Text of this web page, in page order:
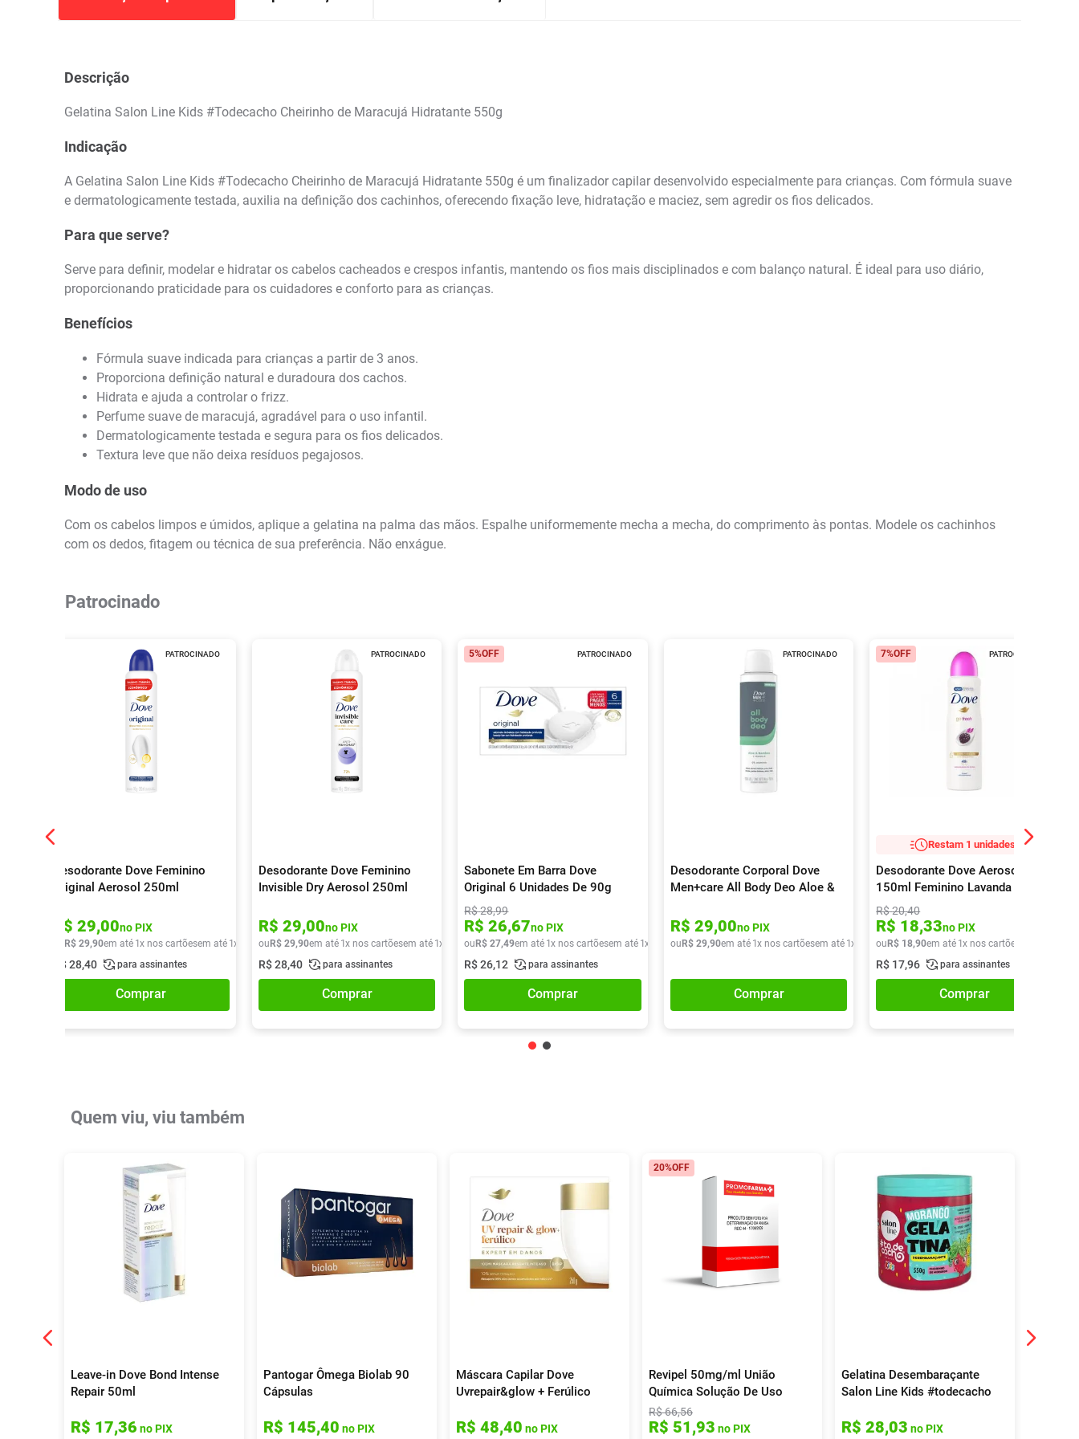
Descrição
Gelatina Salon Line Kids #Todecacho Cheirinho de Maracujá Hidratante 550g
Indicação
A Gelatina Salon Line Kids #Todecacho Cheirinho de Maracujá Hidratante 550g é um finalizador capilar desenvolvido especialmente para crianças. Com fórmula suave
e dermatologicamente testada, auxilia na definição dos cachinhos, oferecendo fixação leve, hidratação e maciez, sem agredir os fios delicados.
Para que serve?
Serve para definir, modelar e hidratar os cabelos cacheados e crespos infantis, mantendo os fios mais disciplinados e com balanço natural. É ideal para uso diário,
proporcionando praticidade para os cuidadores e conforto para as crianças.
Benefícios
Fórmula suave indicada para crianças a partir de 3 anos.
Proporciona definição natural e duradoura dos cachos.
Hidrata e ajuda a controlar o frizz.
Perfume suave de maracujá, agradável para o uso infantil.
Dermatologicamente testada e segura para os fios delicados.
Textura leve que não deixa resíduos pegajosos.
Modo de uso
Com os cabelos limpos e úmidos, aplique a gelatina na palma das mãos. Espalhe uniformemente mecha a mecha, do comprimento às pontas. Modele os cachinhos
com os dedos, fitagem ou técnica de sua preferência. Não enxágue.
Patrocinado
PATROCINADO
Desodorante Dove Feminino
Original Aerosol 250ml
R$ 29,00no PIX
R$ 29,90em até 1x nos cartõesem até 1x de R$ 29,90
R$ 28,40 para assinantes
Comprar
PATROCINADO
Desodorante Dove Feminino
Invisible Dry Aerosol 250ml
R$ 29,00no PIX
ouR$ 29,90em até 1x nos cartõesem até 1x de R$ 29,90
R$28,40 para assinantes
Comprar
PATROCINADO
5%OFF
Sabonete Em Barra Dove
Original 6 Unidades De 90g
R$28,99
R$ 26,67no PIX
ouR$ 27,49em até 1x nos cartõesem até 1x de R$ 27,49
R$ 26,12 para assinantes
Comprar
PATROCINADO
Desodorante Corporal Dove
Men+care All Body Deo Aloe &
R$ 29,00no PIX
ouR$ 29,90em até 1x nos cartõesem até 1x de R$ 29,90
Comprar
PATROCINADO
7%OFF
Restam 1 unidades!
Desodorante Dove Aerosol
150ml Feminino Lavanda E
Flores Brancas
R$20,40
R$ 18,33no PIX
ouR$ 18,90em até 1x nos cartões
R$ 17,96 para assinantes
Comprar
Quem viu, viu também
Leave-in Dove Bond Intense
Repair 50ml
R$ 17,36 no PIX
Pantogar Ômega Biolab 90
Cápsulas
R$ 145,40 no PIX
Máscara Capilar Dove
Uvrepair&glow + Ferúlico
R$ 48,40 no PIX
20%OFF
Revipel 50mg/ml União
Química Solução De Uso
Capilar 50ml
R$66,56
R$ 51,93 no PIX
Gelatina Desembaraçante
Salon Line Kids #todecacho
R$ 28,03 no PIX